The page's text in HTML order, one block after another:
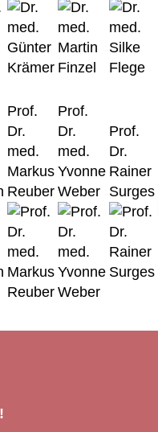
Prof.
Dr.
med.
Markus
Reuber
Prof.
Dr.
med.
Yvonne
Weber
Prof.
Dr.
Rainer
Surges